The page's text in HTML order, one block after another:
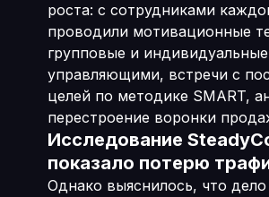
роста: с сотрудниками
проводили мотивационные
групповые и
управляющими, встречи с
целей по методике SMART,
перестроение воронки
Исследование
показало потерю
Однако выяснилось, что